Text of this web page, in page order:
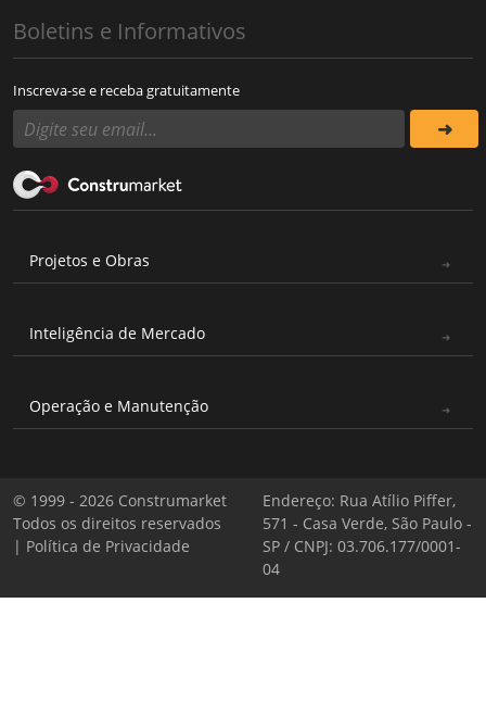
Boletins e Informativos
Inscreva-se e receba gratuitamente
Projetos e Obras
Inteligência de Mercado
Operação e Manutenção
© 1999 - 2026 Construmarket
Todos os direitos reservados
| Política de Privacidade
Endereço: Rua Atílio Piffer,
571 - Casa Verde, São Paulo -
SP / CNPJ: 03.706.177/0001-
04